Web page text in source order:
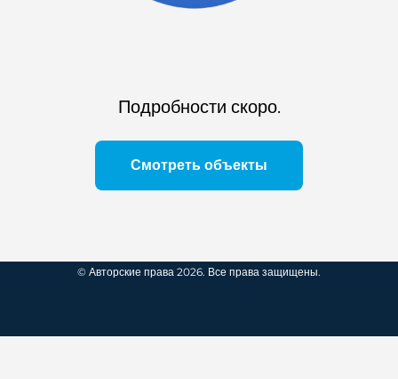
Подробности скоро.
Смотреть объекты
© Авторские права 2026. Все права защищены.